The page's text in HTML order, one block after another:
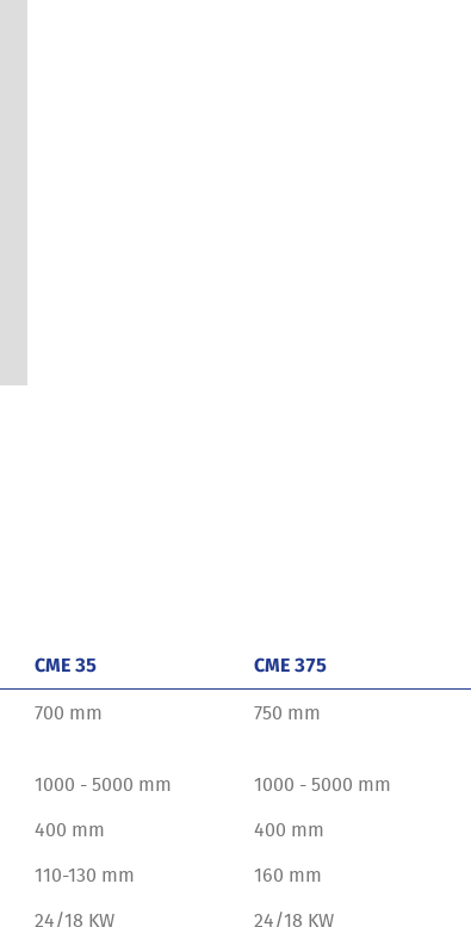
CME 35 CME 375
700 mm 750 mm
1000 - 5000 mm 1000 - 5000 mm
400 mm 400 mm
110-130 mm 160 mm
24/18 KW 24/18 KW